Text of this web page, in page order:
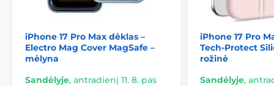
iPhone 17 Pro Max dėklas –
Electro Mag Cover MagSafe –
mėlyna
Sandėlyje, antradienį 11. 8. pas
iPhone 17 Pro
Tech-Protect
rožinė
Sandėlyje,